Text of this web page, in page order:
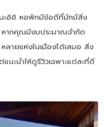
นะอิอิ หอพักมีข้อดีที่มักมีสิ่ง
ากคุณมีงบประมาณจำกัด
ายแห่งในเมืองได้เสมอ สิ่ง
นะนำให้ดูรีวิวเฉพาะแต่ละที่ดี